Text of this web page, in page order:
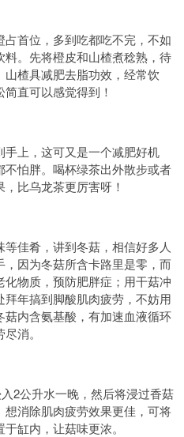
首位，多到吃都吃不完，不如
。先将橙皮和山楂煮稔熟，待
楂具减肥去脂功效，经常饮
直可以感觉得到！
上，这可又是一个减肥好机
怕胖。喝杯绿茶出外散步或者
比乌龙茶更厉害呀！
佳肴，讲到冬菇，相信好多人
因为冬菇所含卡路里是零，而
物质，预防肥胖症；用干菇冲
年搞到脚酸肌肉疲劳，不妨用
菇内含氨基酸，有加速血液循环
消。
公升水一晚，然后将浸过香菇
消除肌肉疲劳效果更佳，可将
缸内，让菇味更浓。